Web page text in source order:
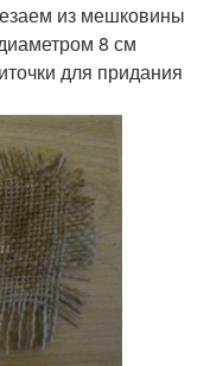
из мешковины
8 см
для придания